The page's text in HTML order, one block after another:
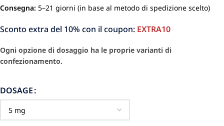
Consegna: 5–21 giorni (in base al metodo di spedizione scelto)
Sconto extra del 10% con il coupon: EXTRA10
Ogni opzione di dosaggio ha le proprie varianti di
confezionamento.
DOSAGE